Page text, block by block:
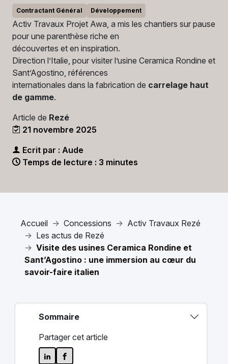
Contractant Général Développement
Activ Travaux Projet Awa, a mis les chantiers sur pause
pour une parenthèse riche en
découvertes et en inspiration.
Direction l’Italie, pour visiter l’usine Ceramica Rondine et
Sant’Agostino, références
internationales dans la fabrication de carrelage haut
de gamme.
Article de Rezé
21 novembre 2025
Ecrit par : Aude
Temps de lecture : 3 minutes
Accueil Concessions
Activ Travaux Rezé
Les actus de Rezé
Visite des usines Ceramica Rondine et
Sant’Agostino : une immersion au cœur du
savoir-faire italien
Sommaire
Partager cet article